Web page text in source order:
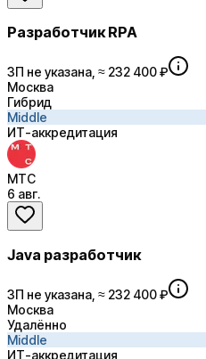
Разработчик RPA
ЗП не указана, ≈ 232 400 ₽
Москва
Гибрид
Middle
ИТ-аккредитация
МТС
6 авг.
Java разработчик
ЗП не указана, ≈ 232 400 ₽
Москва
Удалённо
Middle
ИТ-аккредитация